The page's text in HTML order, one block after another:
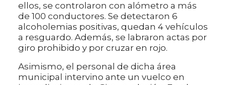
ellos, se controlaron con alómetro a más
de 100 conductores. Se detectaron 6
alcoholemias positivas, quedan 4 vehículos
a resguardo. Además, se labraron actas por
giro prohibido y por cruzar en rojo.
Asimismo, el personal de dicha área
municipal intervino ante un vuelco en